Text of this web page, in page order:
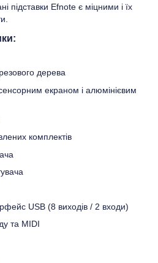
підставки Efnote є міцними і їх
дерева
екраном і алюмінієвим
комплектів
USB (8 виходів / 2 входи)
та MIDI